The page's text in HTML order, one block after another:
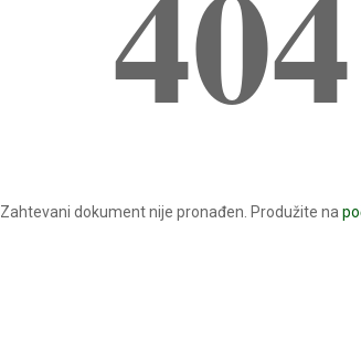
Zahtevani dokument nije pronađen. Produžite na